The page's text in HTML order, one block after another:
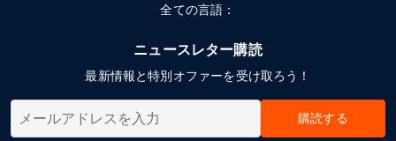
全ての言語：
ニュースレター購読
最新情報と特別オファーを受け取ろう！
購読する